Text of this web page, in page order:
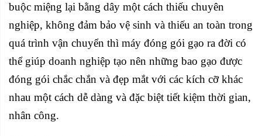
buộc miệng lại bằng dây một cách thiếu chuyên
nghiệp, không đảm bảo vệ sinh và thiếu an toàn trong
quá trình vận chuyển thì máy đóng gói gạo ra đời có
thể giúp doanh nghiệp tạo nên những bao gạo được
đóng gói chắc chắn và đẹp mắt với các kích cỡ khác
nhau một cách dễ dàng và đặc biệt tiết kiệm thời gian,
nhân công.